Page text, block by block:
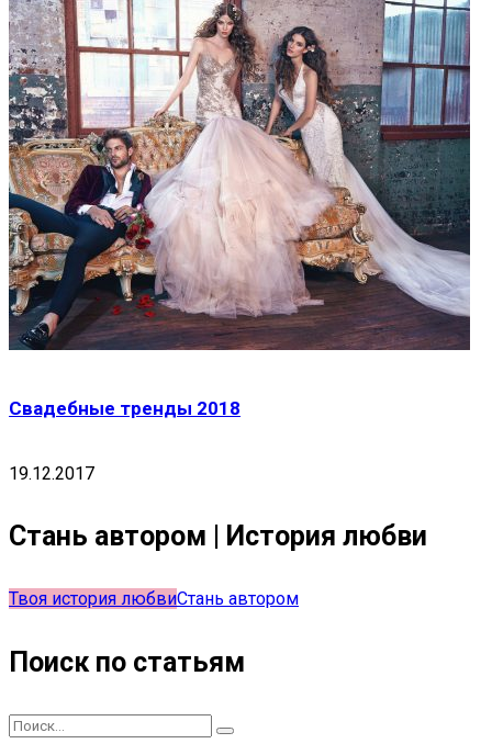
Свадебные тренды 2018
19.12.2017
Стань автором | История любви
Твоя история любвиСтань автором
Поиск по статьям